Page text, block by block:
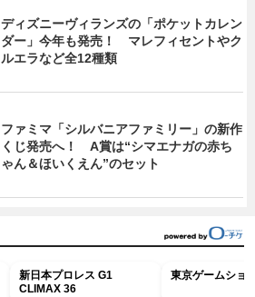
ディズニーヴィランズの「ポケットカレン
ダー」今年も発売！ マレフィセントやク
ルエラなど全12種類
ファミマ「シルバニアファミリー」の新作
くじ発売へ！ A賞は“シマエナガの赤ち
ゃん＆ほいくえん”のセット
新日本プロレス G1
CLIMAX 36
東京ゲームショ